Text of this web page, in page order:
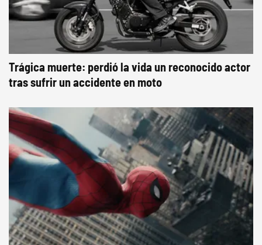
Trágica muerte: perdió la vida un reconocido actor
tras sufrir un accidente en moto